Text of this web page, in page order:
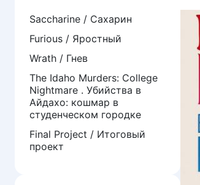
Saccharine / Сахарин
Furious / Яростный
Wrath / Гнев
The Idaho Murders: College
Nightmare . Убийства в
Айдахо: кошмар в
студенческом городке
Final Project / Итоговый
проект